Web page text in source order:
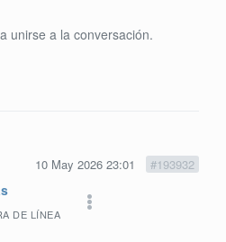
unirse a la conversación.
10 May 2026 23:01 #193932
DE LÍNEA